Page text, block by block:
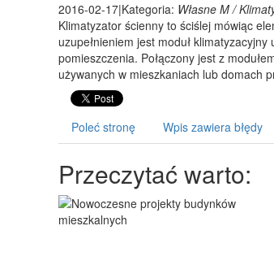
2016-02-17|Kategoria: Własne M /
Klimatyzator ścienny to ściślej mówiąc
uzupełnieniem jest moduł
pomieszczenia. Połączony jest z
używanych w mieszkaniach lub domach
Poleć stronę Wpis zawiera błędy
Przeczytać warto: